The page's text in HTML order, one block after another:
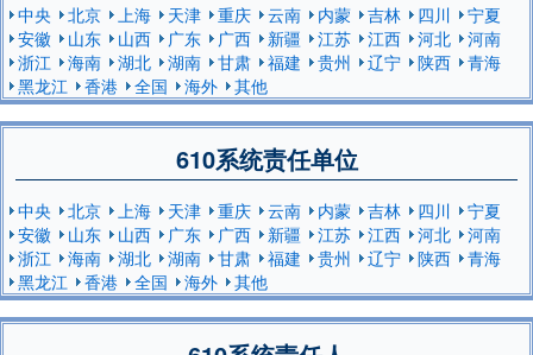
中央 北京 上海 天津 重庆 云南 内蒙 吉林 四川
宁夏
安徽
山东 山西 广东 广西 新疆 江苏 江西 河北
河南
浙江
海南 湖北 湖南 甘肃 福建 贵州 辽宁 陕西
青海
黑龙江
香港 全国 海外 其他
610系统责任单位
中央 北京 上海 天津 重庆 云南 内蒙 吉林 四川
宁夏
安徽
山东 山西 广东 广西 新疆 江苏 江西 河北
河南
浙江
海南 湖北 湖南 甘肃 福建 贵州 辽宁 陕西
青海
黑龙江
香港 全国 海外 其他